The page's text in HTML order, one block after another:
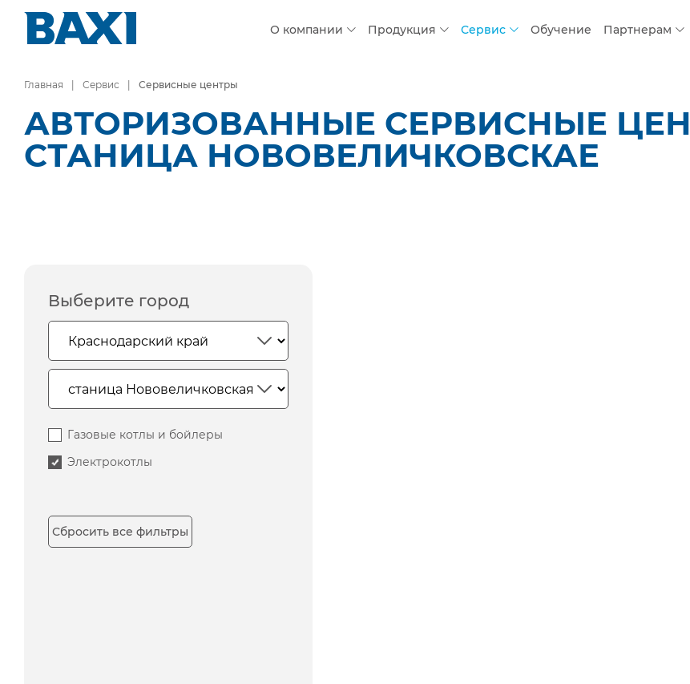
О компании Продукция Сервис Обучение Партнерам
Главная Сервис Сервисные центры
АВТОРИЗОВАННЫЕ СЕРВИСНЫЕ
СТАНИЦА НОВОВЕЛИЧКОВСКАЕ
Выберите город
Газовые котлы и бойлеры
Электрокотлы
Сбросить все фильтры